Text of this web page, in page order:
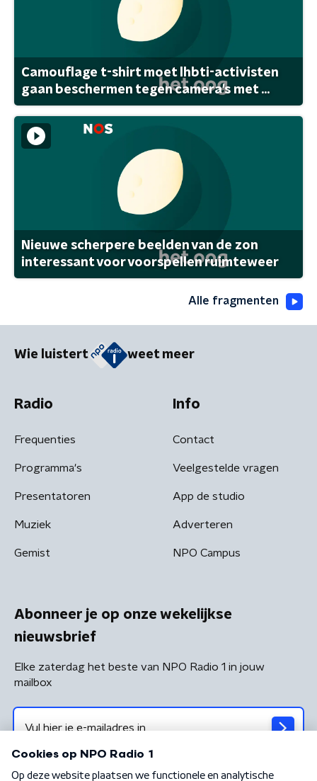
Camouflage t-shirt moet lhbti-activisten
gaan beschermen tegen camera's met ...
Nieuwe scherpere beelden van de zon
interessant voor voorspellen ruimteweer
Alle fragmenten
Wie luistert weet meer
Radio
Frequenties
Programma's
Presentatoren
Muziek
Gemist
Info
Contact
Veelgestelde vragen
App de studio
Adverteren
NPO Campus
Abonneer je op onze wekelijkse
nieuwsbrief
Elke zaterdag het beste van NPO Radio 1 in jouw
mailbox